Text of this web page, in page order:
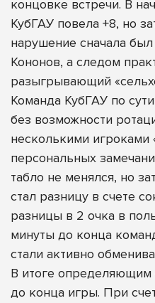
концовке встречи. В
КубГАУ повела +8, но
нарушение сначала
Кононов, а следом
разыгрывающий
Команда КубГАУ по
без возможности
несколькими
персональных
табло не менялся, но
стал разницу в счете
разницы в 2 очка в
минуты до конца
стали активно
В итоге определяющим
до конца игры. При